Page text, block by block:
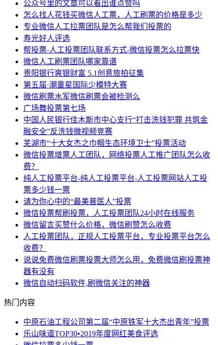
公众号里的文章可以看出谁点赞吗
怎么找人花钱买微信人工票，人工刷票的价格是多少
专业微信人工拉票团队是怎么帮我们投票的
寿光好人评选
帮投票-人工投票团队联系方式-微信投票怎么拉票快
微信人工刷票团队哪家靠谱
贵阳银行爽银财富 5.1创意旅拍征集
第五届·潮童星国际少模特大赛
微信刷票水军微信刷票会被检测么
广场舞投票第七场
中国人民银行佳木斯市中心支行“打击洗钱犯罪 共筑金
融安全”反洗钱微视频竞赛
芜湖市“十大女杰之巾帼生态环境卫士”投票活动
微信投票增票人工团队，网络投票人工推广团队怎么收
费？
纯人工投票平台-纯人工投票平台-人工投票网站人工投
票多少钱一票
请为你心中的“最美普医人”投票
微信投票帮刷投票，人工投票团队24小时在线服务
微信留言买赞什么价格，微信刷赞怎么收费
人工投票团队，正规人工投票平台，专业投票平台怎么
收费？
说说免费微信刷票投票大师怎么用，免费微信刷投票神
器有没有
微信自动扫码软件,刷微信关注的神器
热门内容
中原石油工程公司第二届“中原铁军十大杰出青年”投票
乐山味道TOP30•2019年度网红美食评选